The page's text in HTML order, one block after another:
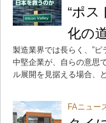
“ポス
化の
製造業界では長らく、”
中堅企業が、自らの意思
ル展開を見据える場合、
FAニュー